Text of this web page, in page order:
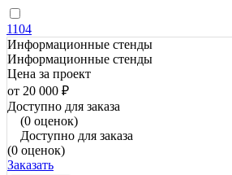
1104
Информационные стенды
Информационные стенды
Цена за проект
от 20 000 ₽
Доступно для заказа
(0 оценок)
Доступно для заказа
(0 оценок)
Заказать